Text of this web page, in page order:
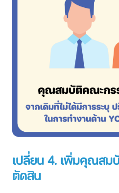
เปลี่ยน 4. เพิ่มคุณสม
ตัดสิน